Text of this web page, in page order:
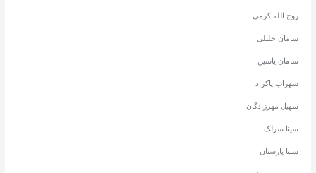
روح الله کرمی
سامان جلیلی
سامان یاسین
سهراب پاکزاد
سهیل مهرزادگان
سینا سرلک
سینا پارسیان